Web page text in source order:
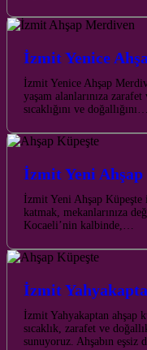
İzmit Yenice
İzmit Yenice Ahşap
yaşam alanlarınıza
sıcaklığını ve doğallığını…
İzmit Yeni Ahşap
İzmit Yeni Ahşap Küpeşte
katmak, mekanlarınıza
Kocaeli’nin kalbinde,…
İzmit
İzmit Yahyakaptan ahşap
sıcaklık, zarafet ve
sunuyoruz. Ahşabın eşsiz